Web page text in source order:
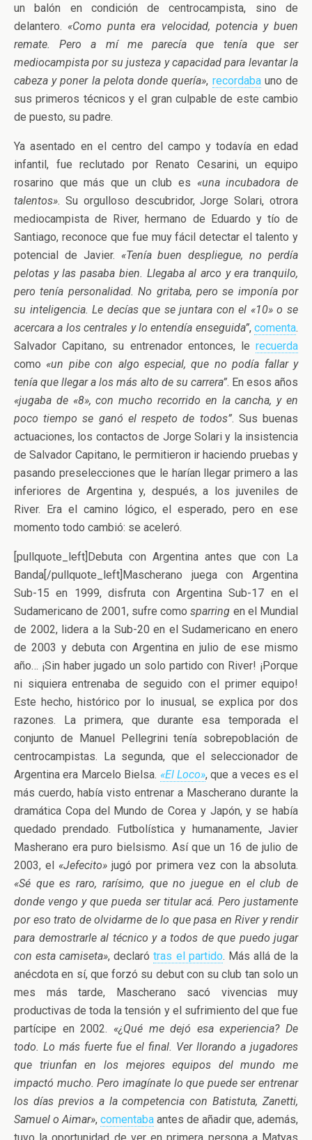
un balón en condición de centrocampista, sino de
delantero. «Como punta era velocidad, potencia y buen
remate. Pero a mí me parecía que tenía que ser
mediocampista por su justeza y capacidad para levantar la
cabeza y poner la pelota donde quería», recordabauno de
sus primeros técnicos y el gran culpable de este cambio
de puesto, su padre.
Ya asentado en el centro del campo y todavía en edad
infantil, fue reclutado por Renato Cesarini, un equipo
rosarino que más que un club es «una incubadora de
talentos». Su orgulloso descubridor, Jorge Solari, otrora
mediocampista de River, hermano de Eduardo y tío de
Santiago, reconoce que fue muy fácil detectar el talento y
potencial de Javier. «Tenía buen despliegue, no perdía
pelotas y las pasaba bien. Llegaba al arco y era tranquilo,
pero tenía personalidad. No gritaba, pero se imponía por
su inteligencia. Le decías que se juntara con el «10» o se
acercara a los centrales y lo entendía enseguida”, comenta.
Salvador Capitano, su entrenador entonces, le recuerda
como «un pibe con algo especial, que no podía fallar y
tenía que llegar a los más alto de su carrera”. En esos años
«jugaba de «8», con mucho recorrido en la cancha, y en
poco tiempo se ganó el respeto de todos”. Sus buenas
actuaciones, los contactos de Jorge Solari y la insistencia
de Salvador Capitano, le permitieron ir haciendo pruebas y
pasando preselecciones que le harían llegar primero a las
inferiores de Argentina y, después, a los juveniles de
River. Era el camino lógico, el esperado, pero en ese
momento todo cambió: se aceleró.
[pullquote_left]Debuta con Argentina antes que con La
Banda[/pullquote_left]Mascherano juega con Argentina
Sub-15 en 1999, disfruta con Argentina Sub-17 en el
Sudamericano de 2001, sufre comosparring en el Mundial
de 2002, lidera a la Sub-20 en el Sudamericano en enero
de 2003 y debuta con Argentina en julio de ese mismo
año… ¡Sin haber jugado un solo partido con River! ¡Porque
ni siquiera entrenaba de seguido con el primer equipo!
Este hecho, histórico por lo inusual, se explica por dos
razones. La primera, que durante esa temporada el
conjunto de Manuel Pellegrini tenía sobrepoblación de
centrocampistas. La segunda, que el seleccionador de
Argentina era Marcelo Bielsa. «El Loco», que a veces es el
más cuerdo, había visto entrenar a Mascherano durante la
dramática Copa del Mundo de Corea y Japón, y se había
quedado prendado. Futbolística y humanamente, Javier
Masherano era puro bielsismo. Así que un 16 de julio de
2003, el «Jefecito» jugó por primera vez con la absoluta.
«Sé que es raro, rarísimo, que no juegue en el club de
donde vengo y que pueda ser titular acá. Pero justamente
por eso trato de olvidarme de lo que pasa en River y rendir
para demostrarle al técnico y a todos de que puedo jugar
con esta camiseta», declarótras el partido. Más allá de la
anécdota en sí, que forzó su debut con su club tan solo un
mes más tarde, Mascherano sacó vivencias muy
productivas de toda la tensión y el sufrimiento del que fue
partícipe en 2002. «¿Qué me dejó esa experiencia? De
todo. Lo más fuerte fue el final. Ver llorando a jugadores
que triunfan en los mejores equipos del mundo me
impactó mucho. Pero imagínate lo que puede ser entrenar
los días previos a la competencia con Batistuta, Zanetti,
Samuel o Aimar», comentaba antes de añadir que, además,